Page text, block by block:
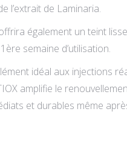
l’extrait de Laminaria.
également un teint
semaine d’utilisation.
idéal aux injections
amplifie le
et durables même